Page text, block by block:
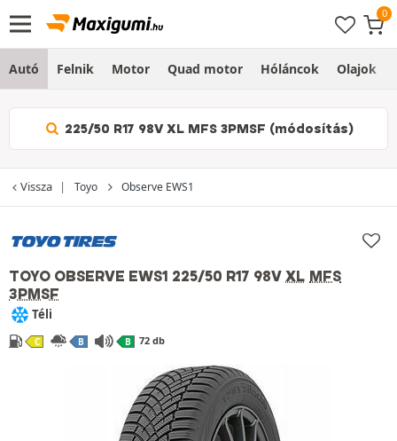
Autó Felnik Motor Quad motor Hóláncok Olajok
225/50 R17 98V XL MFS 3PMSF (módosítás)
Vissza Toyo Observe EWS1
TOYO OBSERVE EWS1 225/50 R17 98V XL MFS
3PMSF
Téli
C B B 72 db